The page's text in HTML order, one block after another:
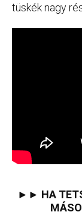
tüskék nagy
►► HA